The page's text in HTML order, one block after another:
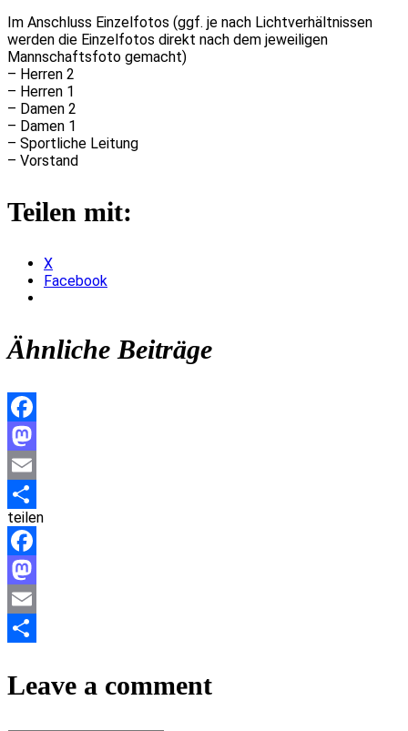
Im Anschluss Einzelfotos (ggf. je nach Lichtverhältnissen
werden die Einzelfotos direkt nach dem jeweiligen
Mannschaftsfoto gemacht)
– Herren 2
– Herren 1
– Damen 2
– Damen 1
– Sportliche Leitung
– Vorstand
Teilen mit:
X
Facebook
Ähnliche Beiträge
Facebook
Mastodon
Email
Teilen
teilen
Facebook
Mastodon
Email
Leave a comment